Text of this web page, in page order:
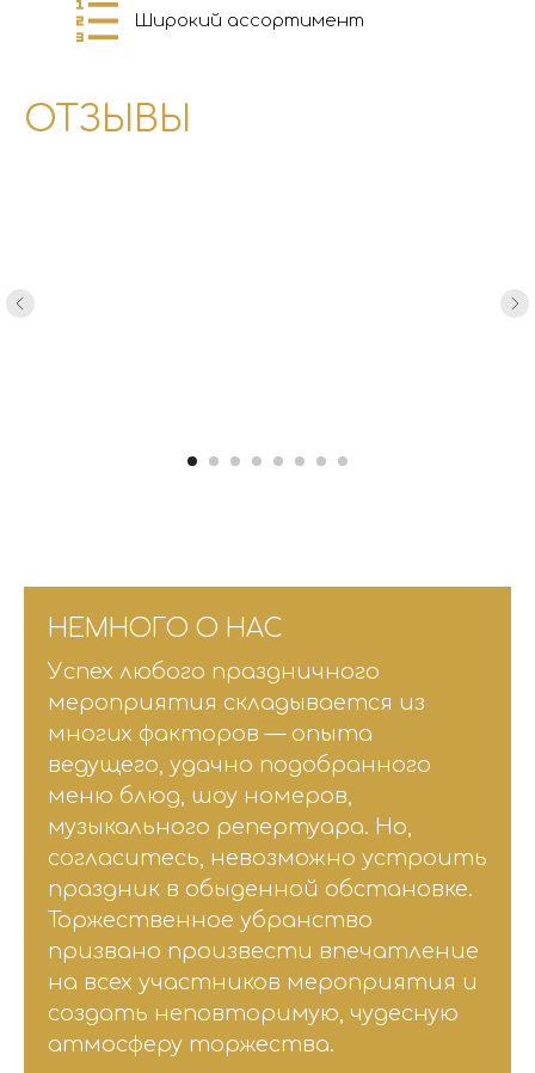
Широкий ассортимент
ОТЗЫВЫ
НЕМНОГО О НАС
Успех любого праздничного
мероприятия складывается из
многих факторов — опыта
ведущего, удачно подобранного
меню блюд, шоу номеров,
музыкального репертуара. Но,
согласитесь, невозможно устроить
праздник в обыденной обстановке.
Торжественное убранство
призвано произвести впечатление
на всех участников мероприятия и
создать неповторимую, чудесную
атмосферу торжества.